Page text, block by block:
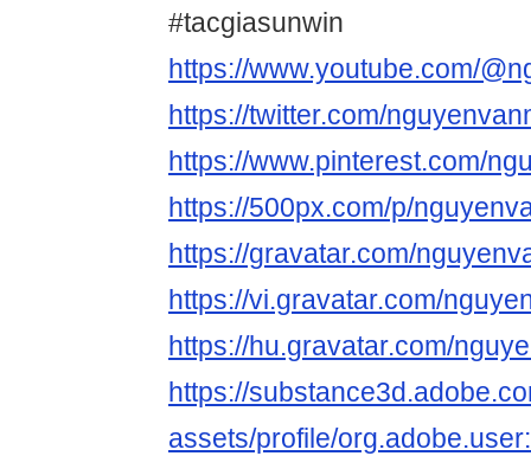
#tacgiasunwin
https://www.youtube.com/
https://twitter.com/
https://www.pinterest.com/
https://500px.com/p/
https://gravatar.com/
https://vi.gravatar.com/
https://hu.gravatar.com/
https://
assets/profile/